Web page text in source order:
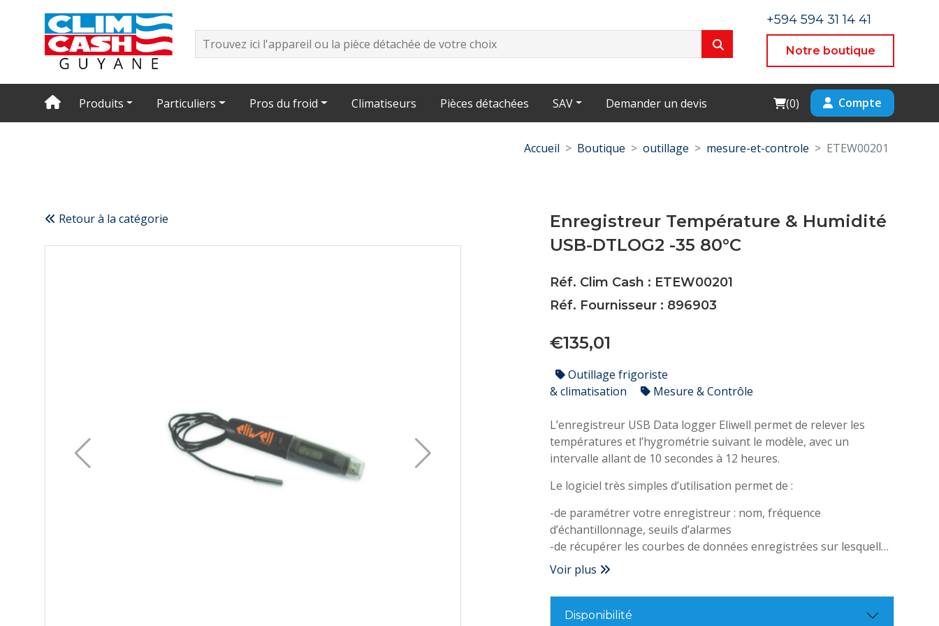
+594 594 31 14 41
Notre boutique
Produits Particuliers Pros du froid Climatiseurs Pièces détachées SAV Demander un devis Cart
(0) Compte
Accueil Boutique outillage mesure-et-controle ETEW00201
Retour à la catégorie
Enregistreur Température & Humidité
USB-DTLOG2 -35 80°C
Réf. Clim Cash : ETEW00201
Réf. Fournisseur : 896903
€135,01
Outillage frigoriste
& climatisation
Mesure & Contrôle
L’enregistreur USB Data logger Eliwell permet de relever les
températures et l’hygrométrie suivant le modèle, avec un
intervalle allant de 10 secondes à 12 heures.
Le logiciel très simples d’utilisation permet de :
-de paramétrer votre enregistreur : nom, fréquence
d’échantillonnage, seuils d’alarmes
-de récupérer les courbes de données enregistrées sur lesquelles
sont indiqués les seuils d’alarmes
-Capacité : 16 382 enregistrements
-Intervalle d’enregistrement configurable de 10 secondes à 12
heures
Voir plus
Disponibilité